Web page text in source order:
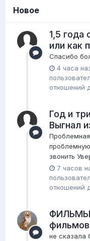
Новое
1,5 года
или как
Спасибо
4 часа
отношений
Год и
Выгнал
звонить
7 часов
отношений
ФИЛЬМЫ
не сказала